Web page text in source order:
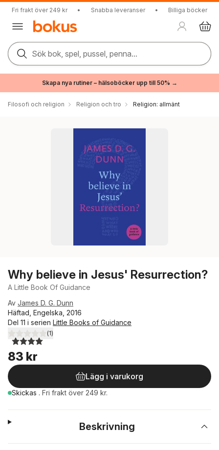
Fri frakt över 249 kr • Snabba leveranser • Billiga böcker
Sök bok, spel, pussel, penna...
Skapa nya rutiner – hälsoböcker upp till 50% →
Filosofi och religion Religion och tro Religion: allmänt
Why believe in Jesus' Resurrection?
A Little Book Of Guidance
Av James D. G. Dunn
Häftad, Engelska, 2016
Del 11 i serien Little Books of Guidance
4,0utav 5 stjärnor. Totalt antal röster:
(1)
83 kr
Lägg i varukorg
Skickas . Fri frakt över 249 kr.
Beskrivning